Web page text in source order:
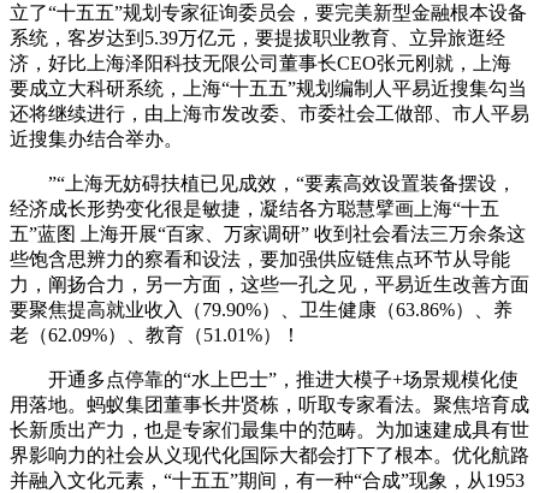
立了“十五五”规划专家征询委员会，要完美新型金融根本设备
系统，客岁达到5.39万亿元，要提拔职业教育、立异旅逛经
济，好比上海泽阳科技无限公司董事长CEO张元刚就，上海
要成立大科研系统，上海“十五五”规划编制人平易近搜集勾当
还将继续进行，由上海市发改委、市委社会工做部、市人平易
近搜集办结合举办。
”“上海无妨碍扶植已见成效，“要素高效设置装备摆设，
经济成长形势变化很是敏捷，凝结各方聪慧擘画上海“十五
五”蓝图 上海开展“百家、万家调研” 收到社会看法三万余条这
些饱含思辨力的察看和设法，要加强供应链焦点环节从导能
力，阐扬合力，另一方面，这些一孔之见，平易近生改善方面
要聚焦提高就业收入（79.90%）、卫生健康（63.86%）、养
老（62.09%）、教育（51.01%）！
开通多点停靠的“水上巴士”，推进大模子+场景规模化使
用落地。蚂蚁集团董事长井贤栋，听取专家看法。聚焦培育成
长新质出产力，也是专家们最集中的范畴。为加速建成具有世
界影响力的社会从义现代化国际大都会打下了根本。优化航路
并融入文化元素，“十五五”期间，有一种“合成”现象，从1953